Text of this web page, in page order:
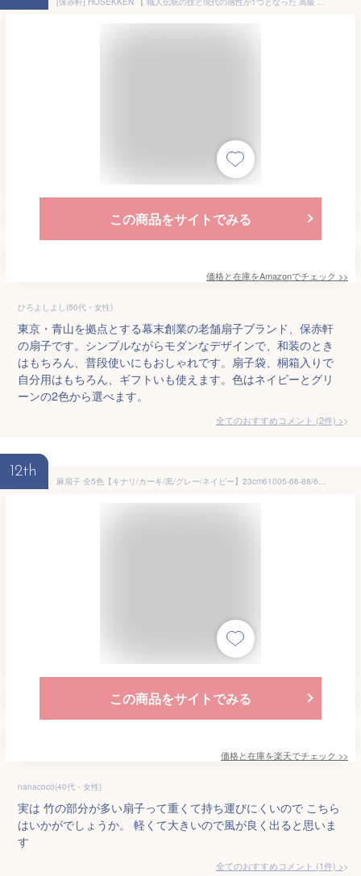
この商品をサイトでみる
価格と在庫をAmazonでチェック >>
ひろよしよし(50代・女性)
東京・青山を拠点とする幕末創業の老舗扇子ブランド、保赤軒
の扇子です。シンプルながらモダンなデザインで、和装のとき
はもちろん、普段使いにもおしゃれです。扇子袋、桐箱入りで
自分用はもちろん、ギフトいも使えます。色はネイビーとグリ
ーンの2色から選べます。
全てのおすすめコメント (2件) >
12th
麻扇子 全5色【キナリ/カーキ/黒/グレー/ネイビー】23cm61005-66-88/66-89/66-91/66-94/66-95/S22-ASA/S24-AM/SD-OKH/SD-PMT[父へのお中元/ギフト/おしゃれ男性用扇子/外国人お土産/和柄扇子/扇子 メンズ 名入れ可能(有料)/チャーム取付可能]即日発送【ネコポス無料】
この商品をサイトでみる
価格と在庫を楽天でチェック >>
nanacoco(40代・女性)
実は 竹の部分が多い扇子って重くて持ち運びにくいので こちら
はいかがでしょうか。 軽くて大きいので風が良く出ると思いま
す
全てのおすすめコメント (1件) >